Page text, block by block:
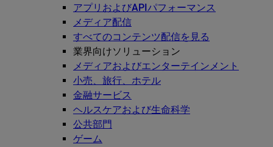
アプリおよびAPIパフォーマンス
メディア配信
すべてのコンテンツ配信を見る
業界向けソリューション
メディアおよびエンターテインメント
小売、旅行、ホテル
金融サービス
ヘルスケアおよび生命科学
公共部門
ゲーム